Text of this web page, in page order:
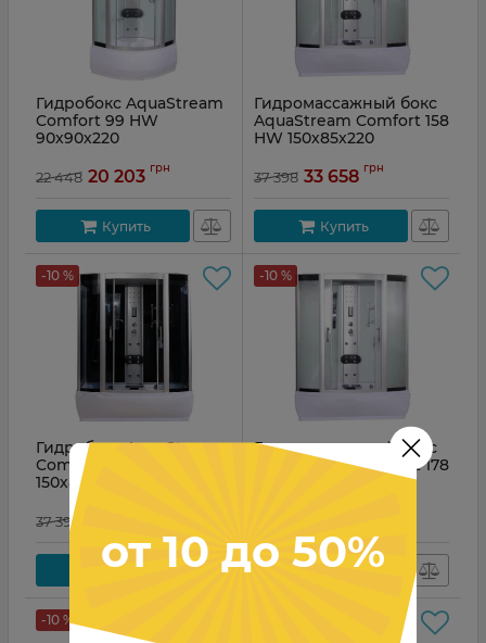
Гидробокс AquaStream
Comfort 99 HW
90х90х220
22 448 20 203 грн
Купить
Гидромассажный бокс
AquaStream Comfort 158
HW 150х85х220
37 398 33 658 грн
Купить
-10 %
Гидробокс AquaStream
Comfort 158 HB
150х85х220
37 398
Купить
-10 %
Гидромассажный бокс
AquaStream Comfort 178
Купить
-10 %
от 10 до 50%